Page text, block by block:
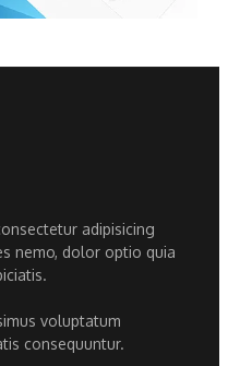
adipisicing
nemo, dolor optio quia
voluptatum
consequuntur.